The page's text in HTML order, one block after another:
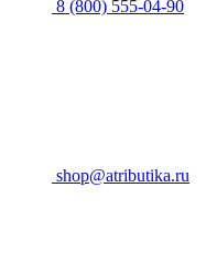
8 (800) 555-04-90
shop@atributika.ru